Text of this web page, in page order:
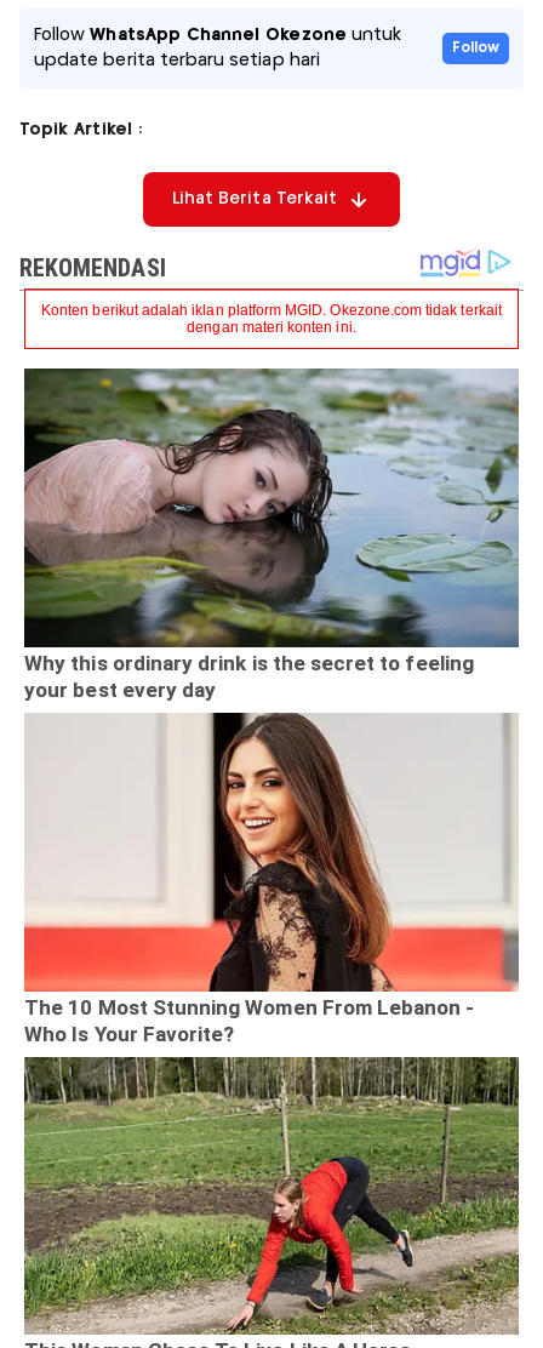
FollowWhatsApp Channel Okezone untuk
update berita terbaru setiap hari
Follow
Topik Artikel :
Lihat Berita Terkait